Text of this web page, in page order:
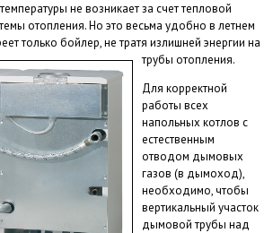
не возникает за счет тепловой
отопления. Но это весьма удобно в летнем
только бойлер, не тратя излишней энергии на
трубы отопления.
Для корректной
работы всех
напольных котлов с
естественным
отводом дымовых
газов (в дымоход),
необходимо, чтобы
вертикальный участок
дымовой трубы над